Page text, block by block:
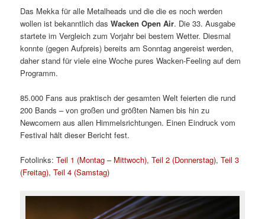
Das Mekka für alle Metalheads und die die es noch werden
wollen ist bekanntlich dasWacken Open Air. Die 33. Ausgabe
startete im Vergleich zum Vorjahr bei bestem Wetter. Diesmal
konnte (gegen Aufpreis) bereits am Sonntag angereist werden,
daher stand für viele eine Woche pures Wacken-Feeling auf dem
Programm.
85.000 Fans aus praktisch der gesamten Welt feierten die rund
200 Bands – von großen und größten Namen bis hin zu
Newcomern aus allen Himmelsrichtungen. Einen Eindruck vom
Festival hält dieser Bericht fest.
Fotolinks:Teil 1 (Montag – Mittwoch),Teil 2 (Donnerstag),Teil 3
(Freitag),Teil 4 (Samstag)